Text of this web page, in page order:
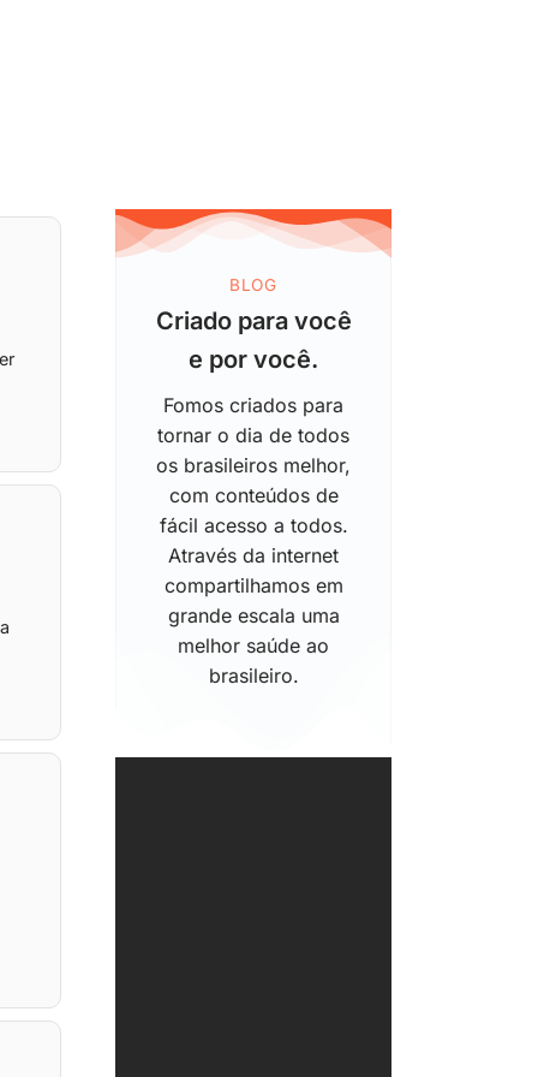
BLOG
Criado para você
e por você.
Fomos criados para
tornar o dia de todos
os brasileiros melhor,
com conteúdos de
fácil acesso a todos.
Através da internet
compartilhamos em
grande escala uma
melhor saúde ao
brasileiro.